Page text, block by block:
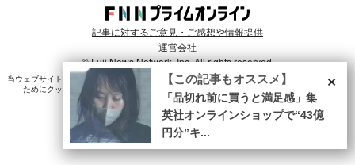
記事に対するご意見・ご感想や情報提供
運営会社
© Fuji News Network, Inc. All rights reserved.
当ウェブサイトでは、ユーザのニーズ・興味・関⼼に合致したコンテンツや広告配信を提供する
ためにクッキーを使⽤しています。詳細は、
プライバシーポリシー をご確認ください。×
【この記事もオススメ】
「品切れ前に買うと満足感」集
英社オンラインショップで“43億
円分”キ...